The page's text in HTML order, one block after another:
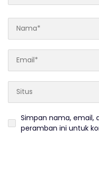
Simpan nama, email,
peramban ini untuk